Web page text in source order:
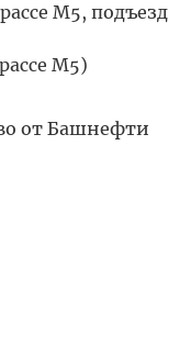
М5, подъезд
М5)
от Башнефти